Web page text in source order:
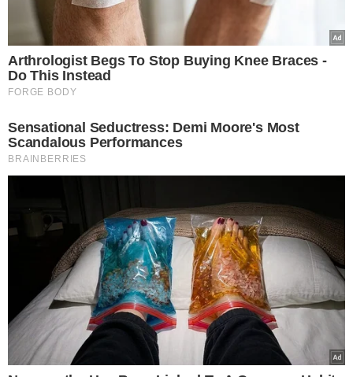
Arthrologist Begs To Stop Buying Knee Braces -
Do This Instead
FORGE BODY
Sensational Seductress: Demi Moore's Most
Scandalous Performances
BRAINBERRIES